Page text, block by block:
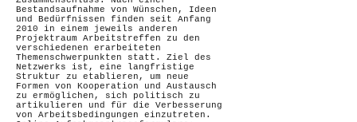
Bestandsaufnahme von Wünschen, Ideen
und Bedürfnissen finden seit Anfang
2010 in einem jeweils anderen
Projektraum Arbeitstreffen zu den
verschiedenen erarbeiteten
Themenschwerpunkten statt. Ziel des
Netzwerks ist, eine langfristige
Struktur zu etablieren, um neue
Formen von Kooperation und Austausch
zu ermöglichen, sich politisch zu
artikulieren und für die Verbesserung
von Arbeitsbedingungen einzutreten.